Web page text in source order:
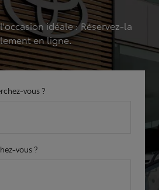
idéale : Réservez-la
en ligne.
vous ?
vous ?